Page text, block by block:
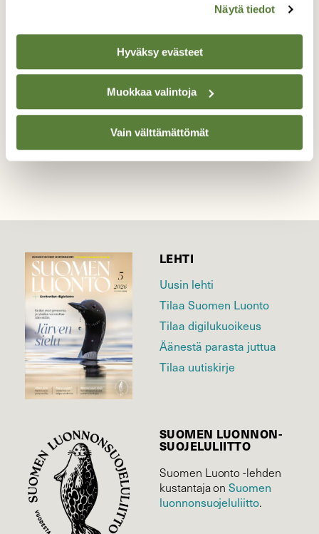
Näytä tiedot
Hyväksy evästeet
Muokkaa valintoja
Vain välttämättömät
Kurjet alkavat varhaisessa keväässä
poikasten tekoon.
Valokuvaaja: tapio keinonen, Emäsalo Porvoo 19.4
LEHTI
Uusin lehti
Tilaa Suomen Luonto
Tilaa digilukuoikeus
Äänestä parasta juttua
Tilaa uutiskirje
SUOMEN LUONNON­
SUOJELU­LIITTO
Suomen Luonto -lehden
kustantaja onSuomen
luonnonsuojelu­liitto.